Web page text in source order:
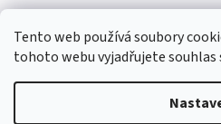
Tento web používá soubory
tohoto webu vyjadřujete souhlas
á
Vytvořil